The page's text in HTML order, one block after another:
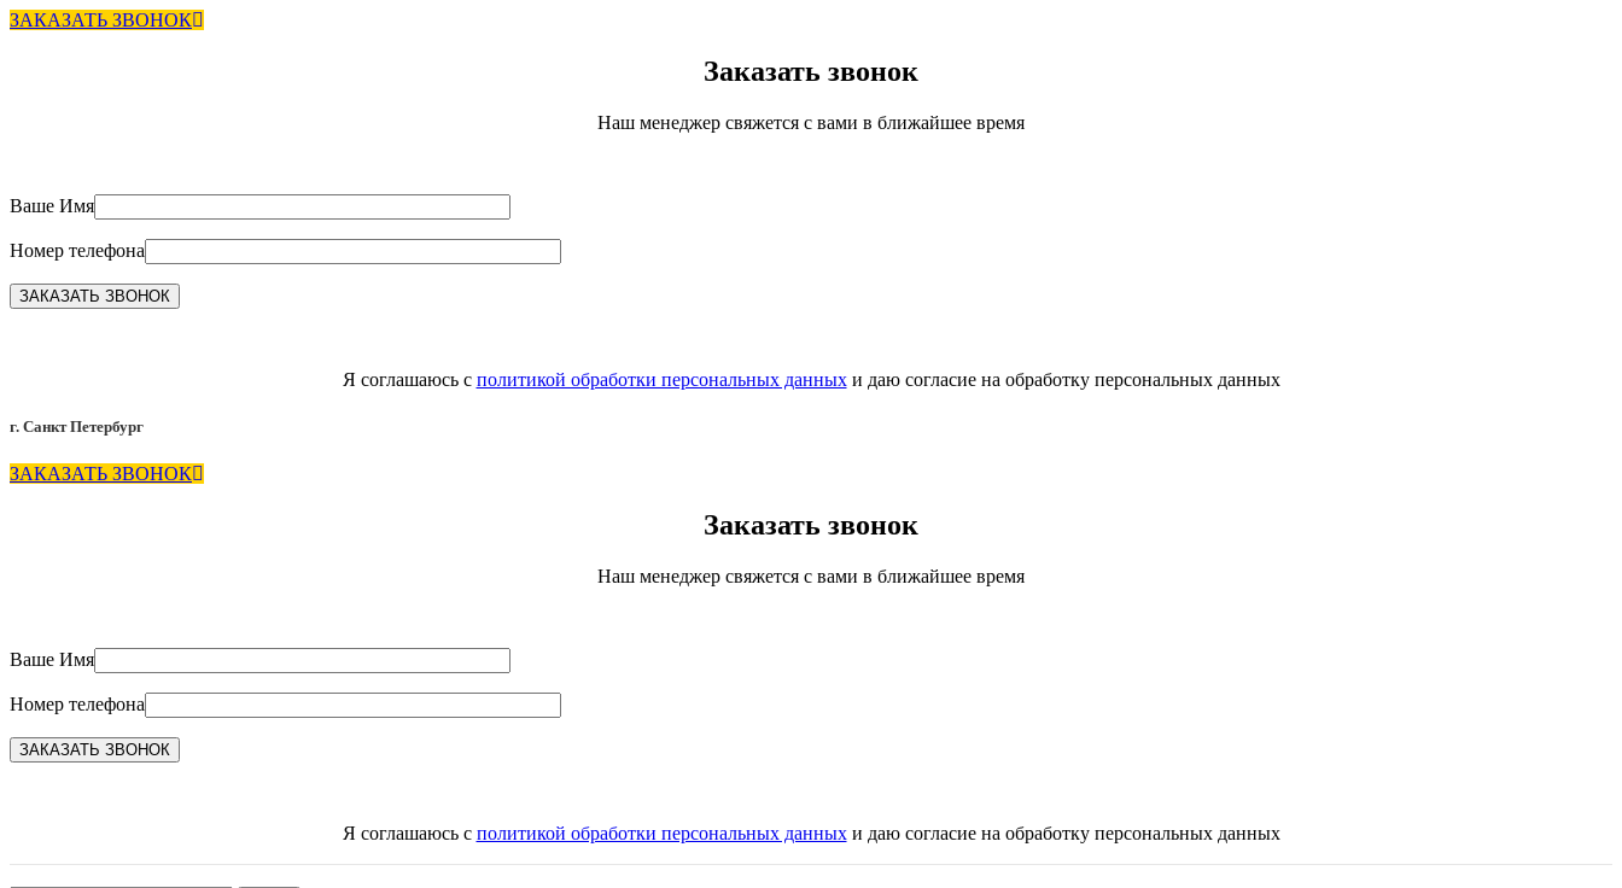
ЗАКАЗАТЬ ЗВОНОК
Заказать звонок
Наш менеджер свяжется с вами в ближайшее время
Ваше Имя
Номер телефона
Я соглашаюсь с политикой обработки персональных данныхи даю согласие на обработку персональных данных
г. Санкт Петербург
ЗАКАЗАТЬ ЗВОНОК
Заказать звонок
Наш менеджер свяжется с вами в ближайшее время
Ваше Имя
Номер телефона
Я соглашаюсь с политикой обработки персональных данныхи даю согласие на обработку персональных данных